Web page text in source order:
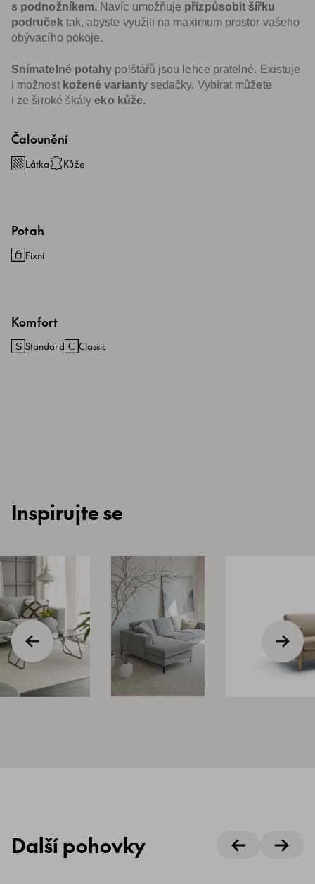
s podnožníkem. Navíc umožňuje přizpůsobit šířku
područektak, abyste využili na maximum prostor vašeho
obývacího pokoje.
Snímatelné potahy polštářů jsou lehce pratelné. Existuje
i možnost kožené variantysedačky. Vybírat můžete
i ze široké škályeko kůže.
Čalounění
Látka Kůže
Potah
Fixní
Komfort
Standard Classic
Inspirujte se
Další pohovky